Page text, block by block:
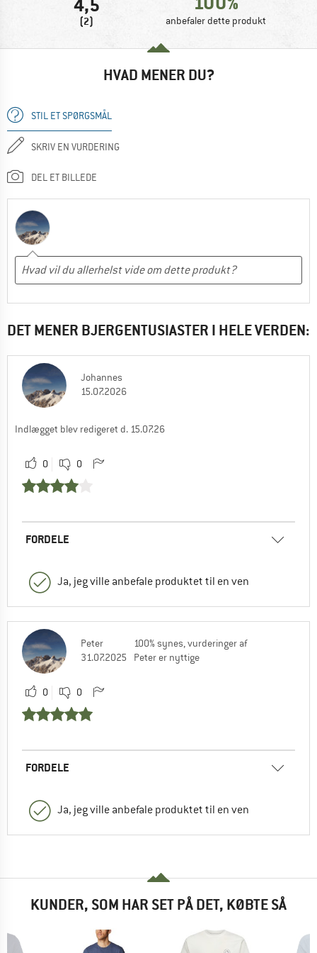
(2) anbefaler dette produkt
HVAD MENER DU?
STIL ET SPØRGSMÅL
SKRIV EN VURDERING
DEL ET BILLEDE
DET MENER BJERGENTUSIASTER I HELE VERDEN:
Johannes
15.07.2026
Indlægget blev redigeret d. 15.07.26
0 0
FORDELE
Ja, jeg ville anbefale produktet til en ven
Peter
31.07.2025
100% synes, vurderinger af
Peter er nyttige
0 0
FORDELE
Ja, jeg ville anbefale produktet til en ven
KUNDER, SOM HAR SET PÅ DET, KØBTE SÅ